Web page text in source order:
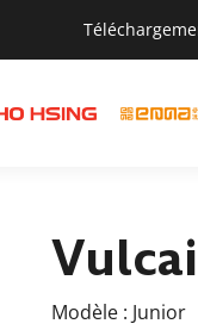
Modèle : Junior